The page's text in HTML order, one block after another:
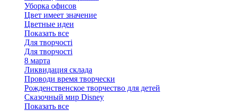
Уборка офисов
Цвет имеет значение
Цветные идеи
Показать все
Для творчостi
Для творчостi
8 марта
Ликвидация склада
Проводи время творчески
Рожденственское творчество для детей
Сказочный мир Disney
Показать все